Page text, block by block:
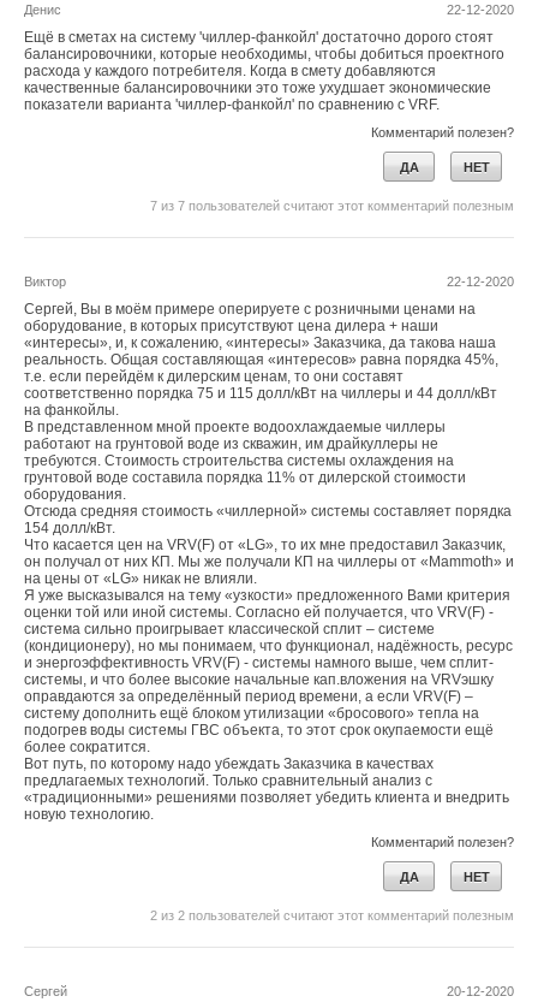
22-12-2020
Денис
Ещё в сметах на систему 'чиллер-фанкойл' достаточно дорого стоят
балансировочники, которые необходимы, чтобы добиться проектного
расхода у каждого потребителя. Когда в смету добавляются
качественные балансировочники это тоже ухудшает экономические
показатели варианта 'чиллер-фанкойл' по сравнению с VRF.
Комментарий полезен?
ДА НЕТ
7 из 7 пользователей считают этот комментарий полезным
22-12-2020
Виктор
Сергей, Вы в моём примере оперируете с розничными ценами на
оборудование, в которых присутствуют цена дилера + наши
«интересы», и, к сожалению, «интересы» Заказчика, да такова наша
реальность. Общая составляющая «интересов» равна порядка 45%,
т.е. если перейдём к дилерским ценам, то они составят
соответственно порядка 75 и 115 долл/кВт на чиллеры и 44 долл/кВт
на фанкойлы.
В представленном мной проекте водоохлаждаемые чиллеры
работают на грунтовой воде из скважин, им драйкуллеры не
требуются. Стоимость строительства системы охлаждения на
грунтовой воде составила порядка 11% от дилерской стоимости
оборудования.
Отсюда средняя стоимость «чиллерной» системы составляет порядка
154 долл/кВт.
Что касается цен на VRV(F) от «LG», то их мне предоставил Заказчик,
он получал от них КП. Мы же получали КП на чиллеры от «Mammoth» и
на цены от «LG» никак не влияли.
Я уже высказывался на тему «узкости» предложенного Вами критерия
оценки той или иной системы. Согласно ей получается, что VRV(F) -
система сильно проигрывает классической сплит – системе
(кондиционеру), но мы понимаем, что функционал, надёжность, ресурс
и энергоэффективность VRV(F) - системы намного выше, чем сплит-
системы, и что более высокие начальные кап.вложения на VRVэшку
оправдаются за определённый период времени, а если VRV(F) –
систему дополнить ещё блоком утилизации «бросового» тепла на
подогрев воды системы ГВС объекта, то этот срок окупаемости ещё
более сократится.
Вот путь, по которому надо убеждать Заказчика в качествах
предлагаемых технологий. Только сравнительный анализ с
«традиционными» решениями позволяет убедить клиента и внедрить
новую технологию.
Комментарий полезен?
ДА НЕТ
2 из 2 пользователей считают этот комментарий полезным
20-12-2020
Сергей
пересчитаны с учётом этого обстоятельства.
Одновременно отметим, что по сравнению с табл. 9 было
признано целесообразным включить двухэтажные
секционные многоквартирные дома, широко
распространённые в малых городах, показателей которых
одноквартирных домов) и табл. 6 (для общественных зданий
различного назначения) должна быть включена в качестве
Приложения к проекту рассматриваемого постановления
Правительства РФ.